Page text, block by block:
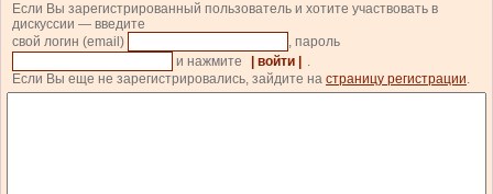
Если Вы зарегистрированный пользователь и хотите участвовать в
дискуссии — введите
свой логин (email)
, пароль
и нажмите
| войти |
.
Если Вы еще не зарегистрировались, зайдите на страницу регистрации.